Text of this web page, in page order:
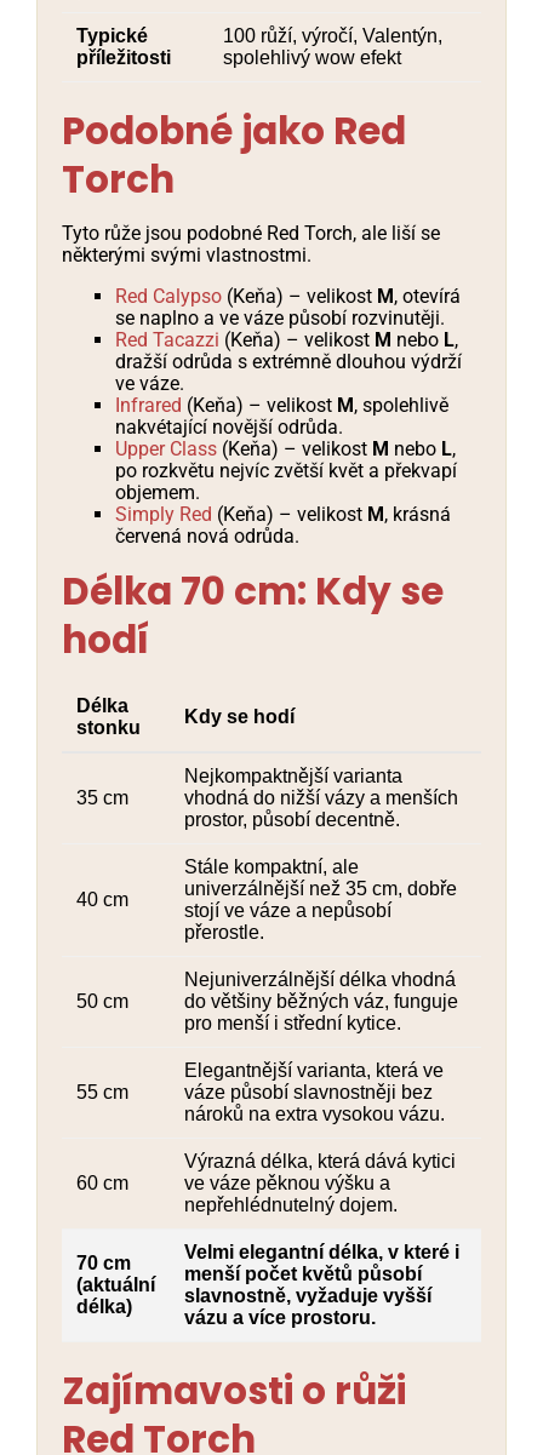
Typické
příležitosti
100 růží, výročí, Valentýn,
spolehlivý wow efekt
Podobné jako Red
Torch
Tyto růže jsou podobné Red Torch, ale liší se
některými svými vlastnostmi.
Red Calypso (Keňa) – velikost M, otevírá
se naplno a ve váze působí rozvinutěji.
Red Tacazzi (Keňa) – velikost M nebo L,
dražší odrůda s extrémně dlouhou výdrží
ve váze.
Infrared (Keňa) – velikost M, spolehlivě
nakvétající novější odrůda.
Upper Class (Keňa) – velikost M nebo L,
po rozkvětu nejvíc zvětší květ a překvapí
objemem.
Simply Red (Keňa) – velikost M, krásná
červená nová odrůda.
Délka 70 cm: Kdy se
hodí
Délka
stonku
Kdy se hodí
35 cm
Nejkompaktnější varianta
vhodná do nižší vázy a menších
prostor, působí decentně.
40 cm
Stále kompaktní, ale
univerzálnější než 35 cm, dobře
stojí ve váze a nepůsobí
přerostle.
50 cm
Nejuniverzálnější délka vhodná
do většiny běžných váz, funguje
pro menší i střední kytice.
55 cm
Elegantnější varianta, která ve
váze působí slavnostněji bez
nároků na extra vysokou vázu.
60 cm
Výrazná délka, která dává kytici
ve váze pěknou výšku a
nepřehlédnutelný dojem.
70 cm
(aktuální
délka)
Velmi elegantní délka, v které i
menší počet květů působí
slavnostně, vyžaduje vyšší
vázu a více prostoru.
Zajímavosti o růži
Red Torch